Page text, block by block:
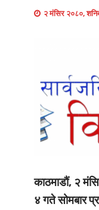
२ मंसिर २०८०,
काठमाडौं, २
४ गते सोमबार